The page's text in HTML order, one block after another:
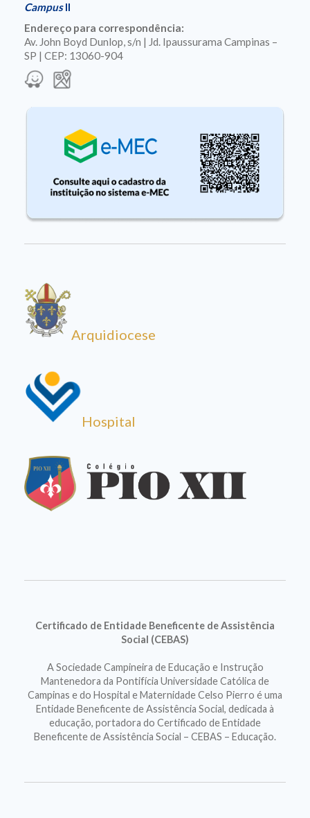
CampusII
Endereço para correspondência:
Av. John Boyd Dunlop, s/n | Jd. Ipaussurama Campinas –
SP | CEP: 13060-904
Arquidiocese
Hospital
Certificado de Entidade Beneficente de Assistência
Social (CEBAS)
A Sociedade Campineira de Educação e Instrução
Mantenedora da Pontifícia Universidade Católica de
Campinas e do Hospital e Maternidade Celso Pierro é uma
Entidade Beneficente de Assistência Social, dedicada à
educação, portadora do Certificado de Entidade
Beneficente de Assistência Social – CEBAS – Educação.